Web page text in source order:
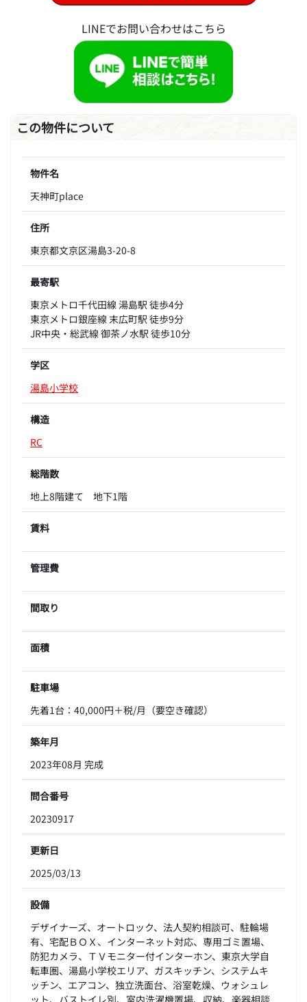
LINEでお問い合わせはこちら
この物件について
物件名
天神町place
住所
東京都文京区湯島3-20-8
最寄駅
東京メトロ千代田線 湯島駅 徒歩4分
東京メトロ銀座線 末広町駅 徒歩9分
JR中央・総武線 御茶ノ水駅 徒歩10分
学区
湯島小学校
構造
RC
総階数
地上8階建て 地下1階
賃料
管理費
間取り
面積
駐車場
先着1台：40,000円＋税/月（要空き確認）
築年月
2023年08月 完成
問合番号
20230917
更新日
2025/03/13
設備
デザイナーズ、オートロック、法人契約相談可、駐輪場
有、宅配ＢＯＸ、インターネット対応、専用ゴミ置場、
防犯カメラ、ＴＶモニター付インターホン、東京大学自
転車圏、湯島小学校エリア、ガスキッチン、システムキ
ッチン、エアコン、独立洗面台、浴室乾燥、ウォシュレ
ット、バストイレ別、室内洗濯機置場、収納、楽器相談